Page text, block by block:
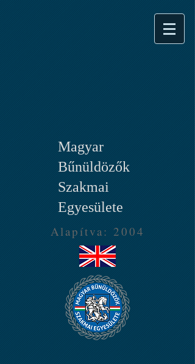
Magyar
Bűnüldözők
Szakmai
Egyesülete
Alapítva: 2004